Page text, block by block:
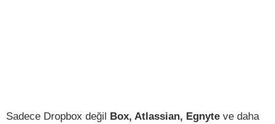
Sadece Dropbox değil Box, Atlassian, Egnyte ve daha